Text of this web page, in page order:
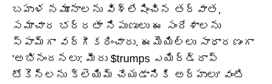
బహుళ నమూనాలను విశ్లేషించిన తర్వాత,
సమాచార భద్రతా నిపుణులు ఈ సందేశాలను
స్పామ్‌గా వర్గీకరించారు. ఈమెయిల్‌లు సాధారణంగా
'అభినందనలు: మీరు $trumps ఎయిర్‌డ్రాప్
టోకెన్‌లను క్లెయిమ్ చేయడానికి అర్హులు' వంటి